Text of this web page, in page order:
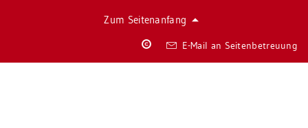
Zum Sei­ten­an­fang
E-Mail an Sei­ten­be­treu­ung
Co­